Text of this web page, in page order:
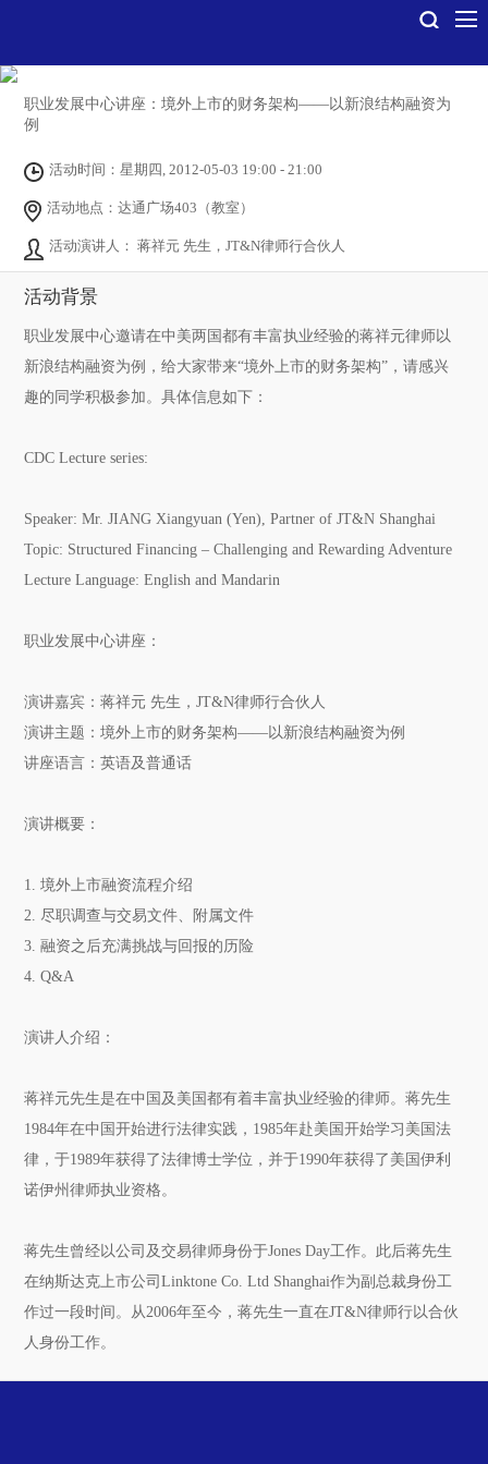
职业发展中心讲座：境外上市的财务架构――以新浪结构融资为
例
活动时间：星期四, 2012-05-03 19:00 - 21:00
活动地点：达通广场403（教室）
活动演讲人： 蒋祥元 先生，JT&N律师行合伙人
活动背景
职业发展中心邀请在中美两国都有丰富执业经验的蒋祥元律师以
新浪结构融资为例，给大家带来“境外上市的财务架构”，请感兴
趣的同学积极参加。具体信息如下：
CDC Lecture series:
Speaker: Mr. JIANG Xiangyuan (Yen), Partner of JT&N Shanghai
Topic: Structured Financing – Challenging and Rewarding Adventure
Lecture Language: English and Mandarin
职业发展中心讲座：
演讲嘉宾：蒋祥元 先生，JT&N律师行合伙人
演讲主题：境外上市的财务架构――以新浪结构融资为例
讲座语言：英语及普通话
演讲概要：
1. 境外上市融资流程介绍
2. 尽职调查与交易文件、附属文件
3. 融资之后充满挑战与回报的历险
4. Q&A
演讲人介绍：
蒋祥元先生是在中国及美国都有着丰富执业经验的律师。蒋先生
1984年在中国开始进行法律实践，1985年赴美国开始学习美国法
律，于1989年获得了法律博士学位，并于1990年获得了美国伊利
诺伊州律师执业资格。
蒋先生曾经以公司及交易律师身份于Jones Day工作。此后蒋先生
在纳斯达克上市公司Linktone Co. Ltd Shanghai作为副总裁身份工
作过一段时间。从2006年至今，蒋先生一直在JT&N律师行以合伙
人身份工作。